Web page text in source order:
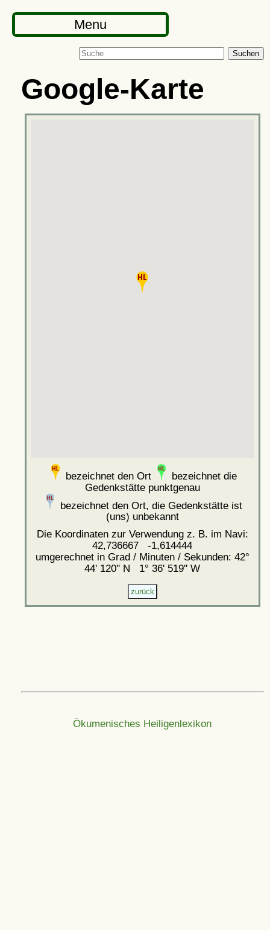
Menu
Suchen
Google-Karte
bezeichnet den Ort
bezeichnet die
Gedenkstätte punktgenau
bezeichnet den Ort, die Gedenkstätte ist
(uns) unbekannt
Die Koordinaten zur Verwendung z. B. im Navi:
42,736667 -1,614444
umgerechnet in Grad / Minuten / Sekunden: 42°
44' 120'' N 1° 36' 519'' W
Ökumenisches Heiligenlexikon